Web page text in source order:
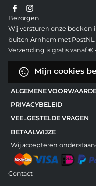
Bezorgen
Wij versturen onze boeken
buiten Arnhem met
Verzending is gratis vanaf
Mijn cookies
ALGEMENE
PRIVACYBELEID
VEELGESTELDE VRAGEN
BETAALWIJZE
Wij accepteren
Contact